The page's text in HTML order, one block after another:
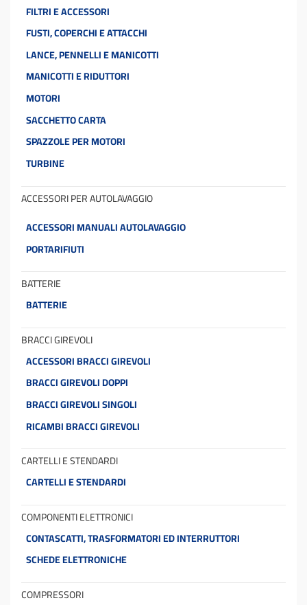
FILTRI E ACCESSORI
FUSTI, COPERCHI E ATTACCHI
LANCE, PENNELLI E MANICOTTI
MANICOTTI E RIDUTTORI
MOTORI
SACCHETTO CARTA
SPAZZOLE PER MOTORI
TURBINE
ACCESSORI PER AUTOLAVAGGIO
ACCESSORI MANUALI AUTOLAVAGGIO
PORTARIFIUTI
BATTERIE
BATTERIE
BRACCI GIREVOLI
ACCESSORI BRACCI GIREVOLI
BRACCI GIREVOLI DOPPI
BRACCI GIREVOLI SINGOLI
RICAMBI BRACCI GIREVOLI
CARTELLI E STENDARDI
CARTELLI E STENDARDI
COMPONENTI ELETTRONICI
CONTASCATTI, TRASFORMATORI ED INTERRUTTORI
SCHEDE ELETTRONICHE
COMPRESSORI